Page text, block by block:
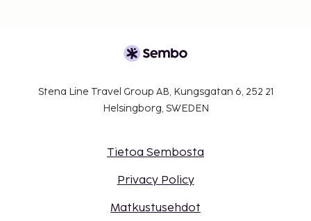
takuumaksut eivät välttämättä sisällä veroja, ja ne
Hierontapalvelut ja kylpylähoidot tulee varata
etukäteen. Varauksen voi tehdä ottamalla
majoittua ilmaiseksi, kun hän käyttää
vanhemman tai huoltajan huoneessa olevia
Stena Line Travel Group AB, Kungsgatan 6, 252 21
Helsingborg, SWEDEN
Tietoa Sembosta
Privacy Policy
Matkustusehdot